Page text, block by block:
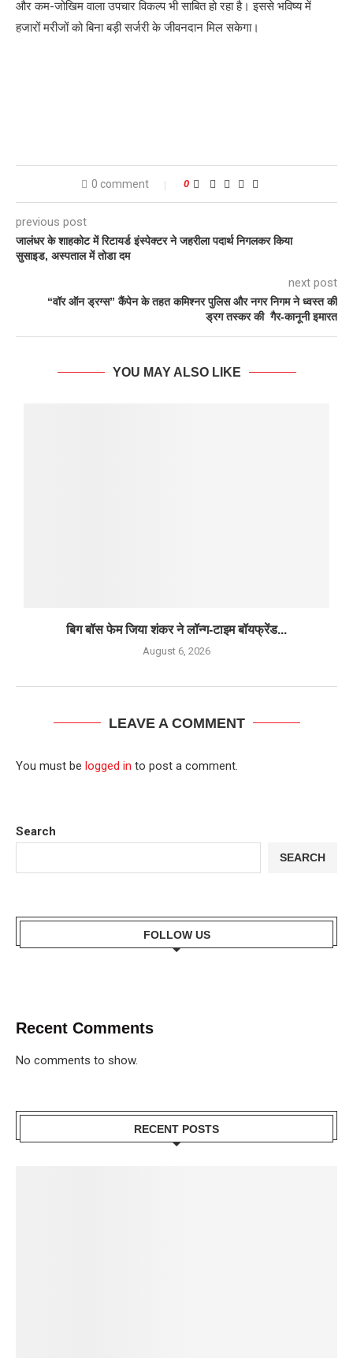
और कम-जोखिम वाला उपचार विकल्प भी साबित हो रहा है। इससे भविष्य में
हजारों मरीजों को बिना बड़ी सर्जरी के जीवनदान मिल सकेगा।
0 comment 0
previous post
जालंधर के शाहकोट में रिटायर्ड इंस्पेक्टर ने जहरीला पदार्थ निगलकर किया
सुसाइड, अस्पताल में तोडा दम
next post
“वॉर ऑन ड्रग्स” कैंपेन के तहत कमिश्नर पुलिस और नगर निगम ने ध्वस्त की
ड्रग तस्कर की गैर-कानूनी इमारत
YOU MAY ALSO LIKE
बिग बॉस फेम जिया शंकर ने लॉन्ग-टाइम बॉयफ्रेंड...
August 6, 2026
LEAVE A COMMENT
You must be logged in to post a comment.
Search
SEARCH
FOLLOW US
Recent Comments
No comments to show.
RECENT POSTS